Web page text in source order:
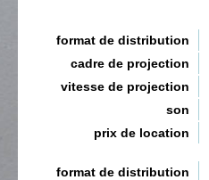
format de distribution
cadre de projection
vitesse de projection
son
prix de location
format de distribution